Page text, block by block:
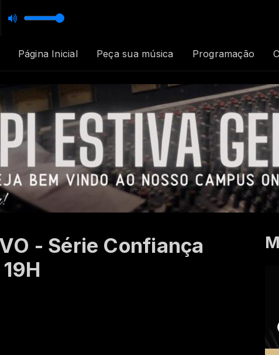
(Ao Vivo) ft Israel Salazar
Página Inicial Peça sua música Programação
- Série Confiança